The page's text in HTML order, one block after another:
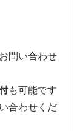
問い合わせ
も可能です
合わせくだ